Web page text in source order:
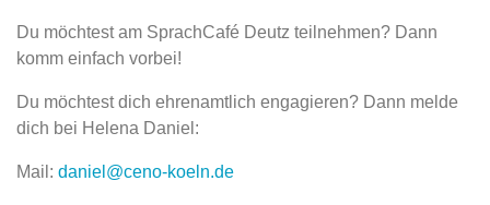
Du möchtest am SprachCafé Deutz teilnehmen? Dann
komm einfach vorbei!
Du möchtest dich ehrenamtlich engagieren? Dann melde
dich bei Helena Daniel:
Mail: daniel@ceno-koeln.de